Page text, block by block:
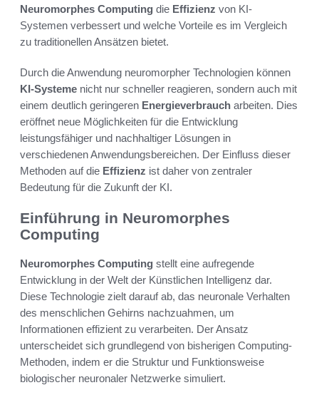
Neuromorphes Computing die Effizienz von KI-
Systemen verbessert und welche Vorteile es im Vergleich
zu traditionellen Ansätzen bietet.
Durch die Anwendung neuromorpher Technologien können
KI-Systeme nicht nur schneller reagieren, sondern auch mit
einem deutlich geringeren Energieverbrauch arbeiten. Dies
eröffnet neue Möglichkeiten für die Entwicklung
leistungsfähiger und nachhaltiger Lösungen in
verschiedenen Anwendungsbereichen. Der Einfluss dieser
Methoden auf die Effizienz ist daher von zentraler
Bedeutung für die Zukunft der KI.
Einführung in Neuromorphes
Computing
Neuromorphes Computing stellt eine aufregende
Entwicklung in der Welt der Künstlichen Intelligenz dar.
Diese Technologie zielt darauf ab, das neuronale Verhalten
des menschlichen Gehirns nachzuahmen, um
Informationen effizient zu verarbeiten. Der Ansatz
unterscheidet sich grundlegend von bisherigen Computing-
Methoden, indem er die Struktur und Funktionsweise
biologischer neuronaler Netzwerke simuliert.